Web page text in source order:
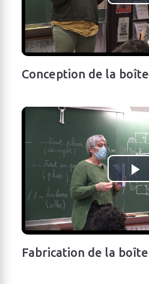
Conception de la boîte
Fabrication de la boîte